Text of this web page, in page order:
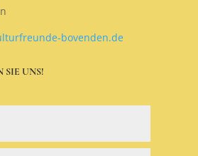
bovenden.de
SIE UNS!